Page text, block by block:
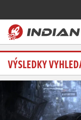
Magazín
Recenze
Videa
VÝSLEDKY